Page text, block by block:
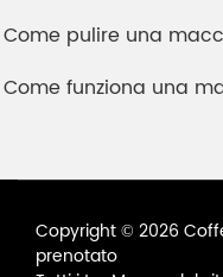
Come pulire una
Come funziona una
Copyright © 2026
prenotato